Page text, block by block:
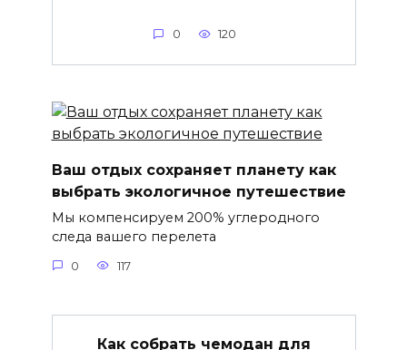
0 120
Ваш отдых сохраняет планету как
выбрать экологичное путешествие
Мы компенсируем 200% углеродного
следа вашего перелета
0 117
Как собрать чемодан для